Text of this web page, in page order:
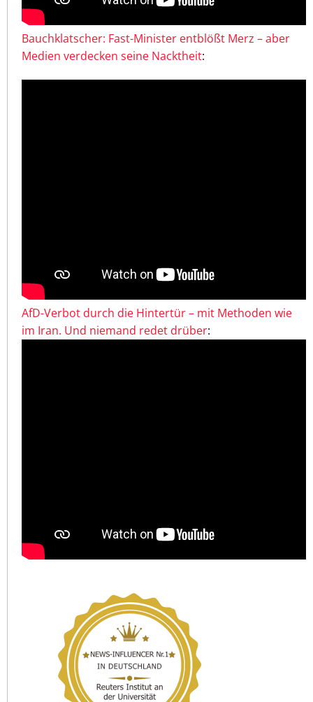
Bauchklatscher: Fast-Minister entblößt Merz – aber
Medien verdecken seine Nacktheit:
AfD-Verbot durch die Hintertür – mit Methoden wie
im Iran. Und niemand redet drüber: